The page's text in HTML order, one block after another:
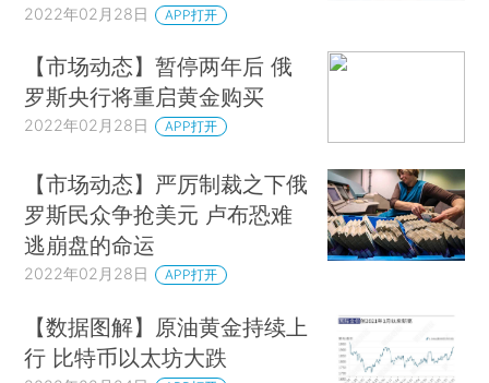
2022年02月28日 APP打开
【市场动态】暂停两年后 俄
罗斯央行将重启黄金购买
2022年02月28日 APP打开
【市场动态】严厉制裁之下俄
罗斯民众争抢美元 卢布恐难
逃崩盘的命运
2022年02月28日 APP打开
【数据图解】原油黄金持续上
行 比特币以太坊大跌